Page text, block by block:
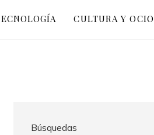
CULTURA Y OCIO
Búsquedas